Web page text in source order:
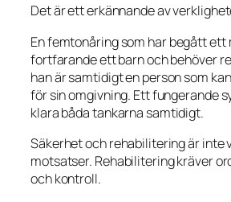
Det är ett erkännande av
En femtonåring som har begått ett
fortfarande ett barn och behöver
han är samtidigt en person som
för sin omgivning. Ett fungerande
klara båda tankarna samtidigt.
Säkerhet och rehabilitering är inte
motsatser. Rehabilitering kräver
och kontroll.